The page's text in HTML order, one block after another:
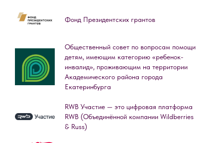
Фонд Президентских грантов
Общественный совет по вопросам помощи
детям, имеющим категорию «ребенок-
инвалид», проживающим на территории
Академического района города
Екатеринбурга
RWB Участие — это цифровая платформа
RWB (Объединённой компании Wildberries
& Russ)